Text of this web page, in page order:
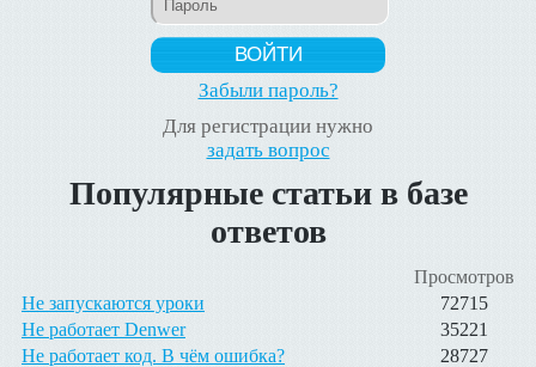
Забыли пароль?
Для регистрации нужно
задать вопрос
Популярные статьи в базе
ответов
Просмотров
Не запускаются уроки
72715
Не работает Denwer
35221
Не работает код. В чём ошибка?
28727